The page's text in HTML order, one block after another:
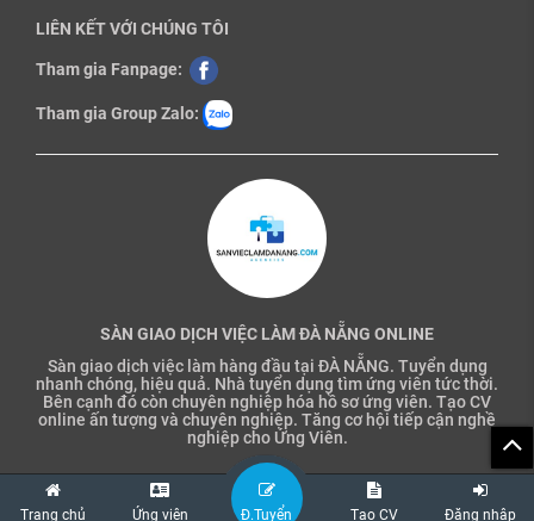
Trang chủ Ứng viên Đ.Tuyển Tạo CV Đăng nhập
LIÊN KẾT VỚI CHÚNG TÔI
Tham gia Fanpage:
Tham gia Group Zalo:
SÀN GIAO DỊCH VIỆC LÀM ĐÀ NẴNG ONLINE
Sàn giao dịch việc làm hàng đầu tại ĐÀ NẴNG. Tuyển dụng
nhanh chóng, hiệu quả. Nhà tuyển dụng tìm ứng viên tức thời.
Bên cạnh đó còn chuyên nghiệp hóa hồ sơ ứng viên. Tạo CV
online ấn tượng và chuyên nghiệp. Tăng cơ hội tiếp cận nghề
nghiệp cho Ứng Viên.